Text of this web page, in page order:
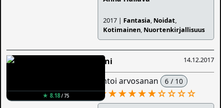
2017 | Fantasia, Noidat,
Kotimainen, Nuortenkirjallisuus
★ 8.18/ 75
14.12.2017
Sini
antoi arvosanan 6 / 10
★★★★★★☆☆☆☆